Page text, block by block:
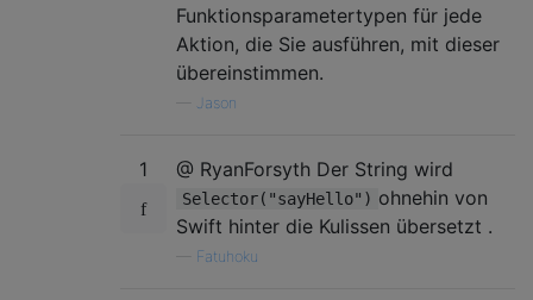
Funktionsparametertypen für jede
Aktion, die Sie ausführen, mit dieser
übereinstimmen.
Jason
1 @ RyanForsyth Der String wird
Selector("sayHello") ohnehin von
Swift hinter die Kulissen übersetzt .
Fatuhoku